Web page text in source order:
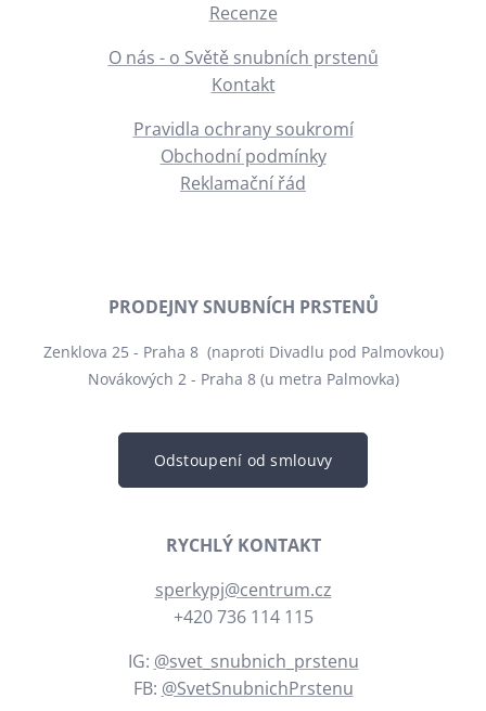
Recenze
O nás - o Světě snubních prstenů
Kontakt
Pravidla ochrany soukromí
Obchodní podmínky
Reklamační řád
PRODEJNY SNUBNÍCH PRSTENŮ
Zenklova 25 - Praha 8 (naproti Divadlu pod Palmovkou)
Novákových 2 - Praha 8 (u metra Palmovka)
Odstoupení od smlouvy
RYCHLÝ KONTAKT
sperkypj@centrum.cz
+420 736 114 115
IG: @svet_snubnich_prstenu
FB: @SvetSnubnichPrstenu